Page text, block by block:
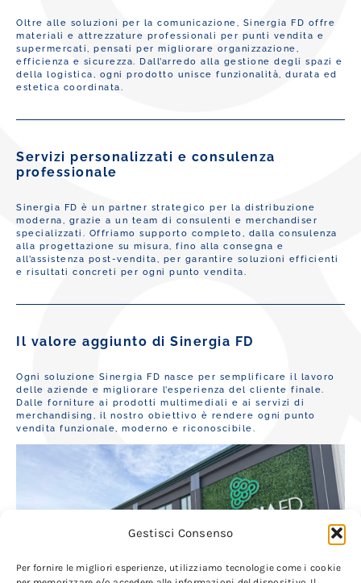
Gestisci Consenso
Per fornire le migliori esperienze, utilizziamo tecnologie come i cookie
Oltre alle soluzioni per la comunicazione, Sinergia FD offre
materiali e attrezzature professionali per punti vendita e
supermercati, pensati per migliorare organizzazione,
efficienza e sicurezza. Dall’arredo alla gestione degli spazi e
della logistica, ogni prodotto unisce funzionalità, durata ed
estetica coordinata.
Servizi personalizzati e consulenza
professionale
Sinergia FD è un partner strategico per la distribuzione
moderna, grazie a un team di consulenti e merchandiser
specializzati. Offriamo supporto completo, dalla consulenza
alla progettazione su misura, fino alla consegna e
all’assistenza post-vendita, per garantire soluzioni efficienti
e risultati concreti per ogni punto vendita.
Il valore aggiunto di Sinergia FD
Ogni soluzione Sinergia FD nasce per semplificare il lavoro
delle aziende e migliorare l’esperienza del cliente finale.
Dalle forniture ai prodotti multimediali e ai servizi di
merchandising, il nostro obiettivo è rendere ogni punto
vendita funzionale, moderno e riconoscibile.